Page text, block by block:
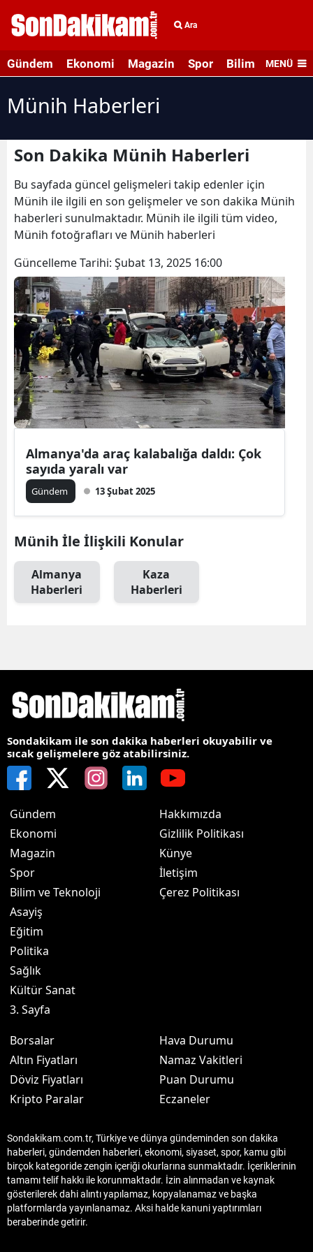
Ara
Gündem Ekonomi Magazin Spor Bilim veMENÜ
Münih Haberleri
Son Dakika Münih Haberleri
Bu sayfada güncel gelişmeleri takip edenler için
Münih ile ilgili en son gelişmeler ve son dakika Münih
haberleri sunulmaktadır. Münih ile ilgili tüm video,
Münih fotoğrafları ve Münih haberleri
Güncelleme Tarihi: Şubat 13, 2025 16:00
Almanya'da araç kalabalığa daldı: Çok
sayıda yaralı var
Gündem 13 Şubat 2025
Münih İle İlişkili Konular
Almanya
Haberleri
Kaza
Haberleri
Sondakikam ile son dakika haberleri okuyabilir ve
sıcak gelişmelere göz atabilirsiniz.
Gündem
Ekonomi
Magazin
Spor
Bilim ve Teknoloji
Asayiş
Eğitim
Politika
Sağlık
Kültür Sanat
3. Sayfa
Hakkımızda
Gizlilik Politikası
Künye
İletişim
Çerez Politikası
Borsalar
Altın Fiyatları
Döviz Fiyatları
Kripto Paralar
Hava Durumu
Namaz Vakitleri
Puan Durumu
Eczaneler
Sondakikam.com.tr, Türkiye ve dünya gündeminden son dakika
haberleri, gündemden haberleri, ekonomi, siyaset, spor, kamu gibi
birçok kategoride zengin içeriği okurlarına sunmaktadır. İçeriklerinin
tamamı telif hakkı ile korunmaktadır. İzin alınmadan ve kaynak
gösterilerek dahi alıntı yapılamaz, kopyalanamaz ve başka
platformlarda yayınlanamaz. Aksi halde kanuni yaptırımları
beraberinde getirir.